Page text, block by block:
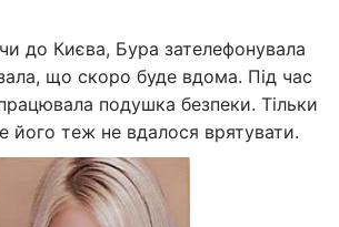
до Києва, Бура зателефонувала
що скоро буде вдома. Під час
подушка безпеки. Тільки
його теж не вдалося врятувати.